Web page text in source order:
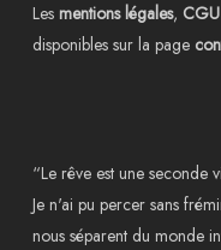
Les mentions légales, CGU
disponibles sur la page
“Le rêve est une seconde
Je n'ai pu percer sans
nous séparent du monde